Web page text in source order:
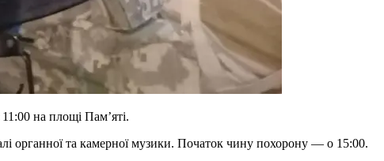
на площі Пам’яті.
органної та камерної музики. Початок чину похорону — о 15:00.